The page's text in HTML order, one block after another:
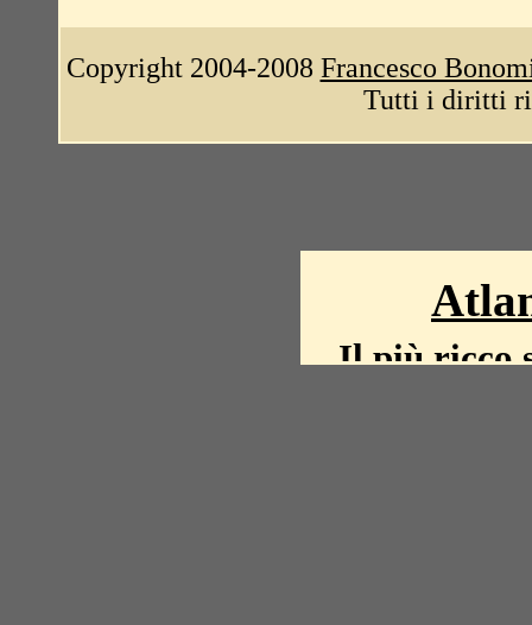
Copyright 2004-2008 Francesco
Tutti i diritti
Il più ricco